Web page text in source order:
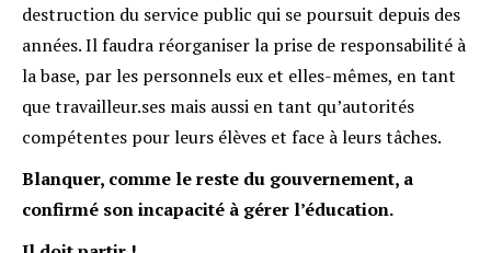
destruction du service public qui se poursuit depuis des
années. Il faudra réorganiser la prise de responsabilité à
la base, par les personnels eux et elles-mêmes, en tant
que travailleur.ses mais aussi en tant qu’autorités
compétentes pour leurs élèves et face à leurs tâches.
Blanquer, comme le reste du gouvernement, a
confirmé son incapacité à gérer l’éducation.